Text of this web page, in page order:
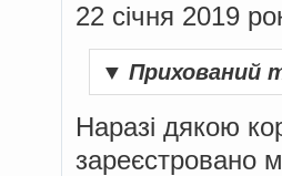
22 січня 2019
▼ Прихований
Наразі дякою
зареєстровано